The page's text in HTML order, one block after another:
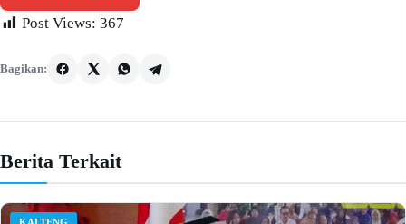
Post Views: 367
Bagikan:
Berita Terkait